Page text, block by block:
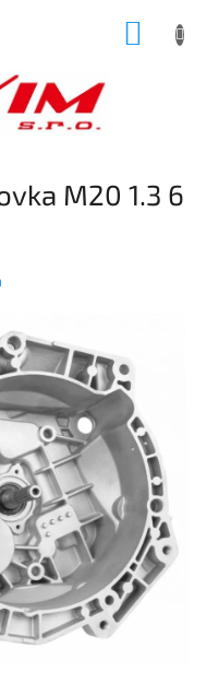
M20 1.3 6